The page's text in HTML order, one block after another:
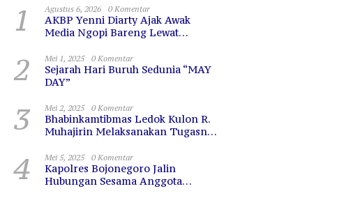
1 Agustus 6, 2026 0 Komentar
AKBP Yenni Diarty Ajak Awak
Media Ngopi Bareng Lewat
Sinergi
2 Mei 1, 2025 0 Komentar
Sejarah Hari Buruh Sedunia “MAY
DAY”
3 Mei 2, 2025 0 Komentar
Bhabinkamtibmas Ledok Kulon R.
Muhajirin Melaksanakan Tugasnya
4 Mei 5, 2025 0 Komentar
Kapolres Bojonegoro Jalin
Hubungan Sesama Anggota